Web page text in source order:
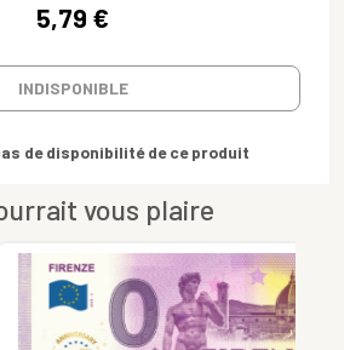
5,79 €
INDISPONIBLE
de disponibilité de ce produit
vous plaire